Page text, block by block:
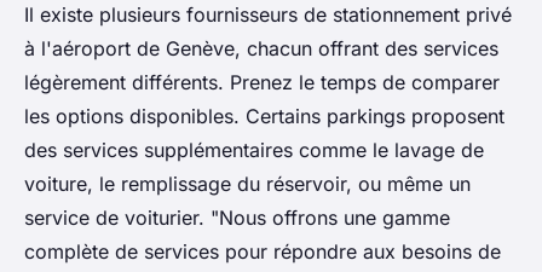
Il existe plusieurs fournisseurs de stationnement privé
à l'aéroport de Genève, chacun offrant des services
légèrement différents. Prenez le temps de comparer
les options disponibles. Certains parkings proposent
des services supplémentaires comme le lavage de
voiture, le remplissage du réservoir, ou même un
service de voiturier. "Nous offrons une gamme
complète de services pour répondre aux besoins de